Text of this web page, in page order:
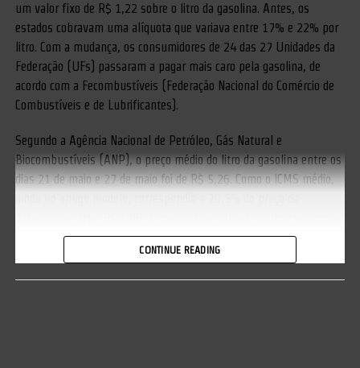
um valor fixo de R$ 1,22 sobre o litro da gasolina. Antes, os
estados cobravam uma alíquota que variava entre 17% e 22% por
litro. Com a mudança, os consumidores de 24 das 27 Unidades da
Federação (UFs) passaram a pagar mais caro pela gasolina, de
acordo com a Fecombustíveis (Federação Nacional do Comércio de
Combustíveis e de Lubrificantes).
Segundo a Agência Nacional de Petróleo, Gás Natural e
Biocombustíveis (ANP), o preço médio do litro da gasolina entre os
dias 21 de maio e 27 de maio foi de R$ 5,26. Como o ICMS médio,
imposto fixo será de R$ 0,14 por litro, exceto nos estados de
Alagoas, Amazonas e Piauí, onde a mudança, na verdade, barateou
CONTINUE READING